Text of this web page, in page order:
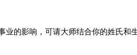
的影响，可请大师结合你的姓氏和